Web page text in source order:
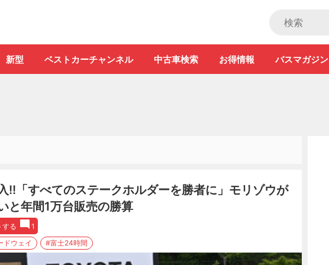
新型 ベストカーチャンネル 中古車検索 お得情報 バスマガジン
!!「すべてのステークホルダーを勝者に」モリゾウが
と年間1万台販売の勝算
する
1
ドウェイ #富士24時間